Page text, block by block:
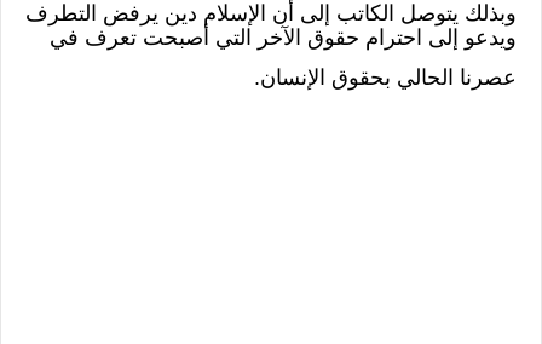
وبذلك يتوصل الكاتب إلى أن الإسلام دين يرفض التطرف
ويدعو إلى احترام حقوق الآخر التي أصبحت تعرف في
عصرنا الحالي بحقوق الإنسان.